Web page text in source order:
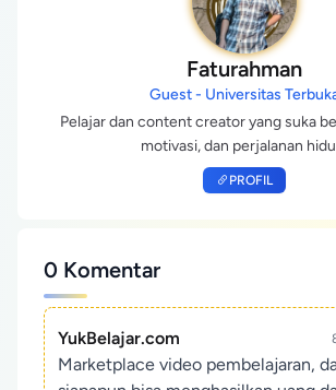
Faturahman
Guest - Universitas
Pelajar dan content creator yang suka
motivasi, dan perjalanan
PROFIL
0 Komentar
YukBelajar.com
Marketplace video pembelajaran,